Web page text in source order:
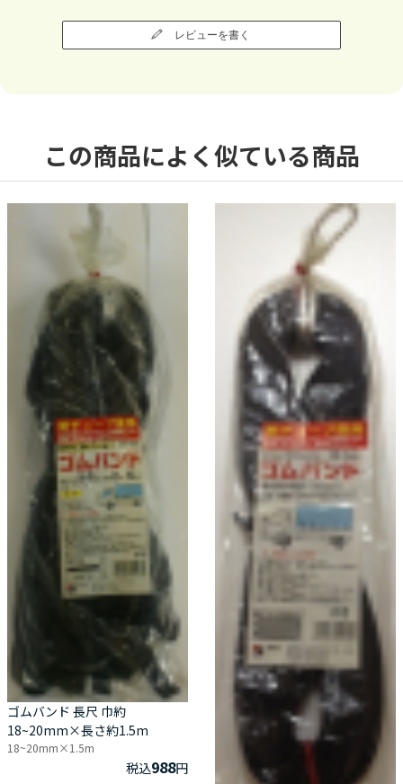
レビューを書く
この商品によく似ている商品
ゴムバンド 長尺 巾約
18~20mm×長さ約1.5m
18~20mm×1.5m
税込988円